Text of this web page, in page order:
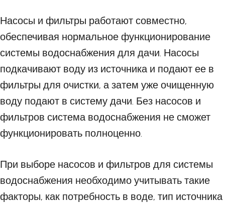
Насосы и фильтры работают совместно,
обеспечивая нормальное функционирование
системы водоснабжения для дачи. Насосы
подкачивают воду из источника и подают ее в
фильтры для очистки, а затем уже очищенную
воду подают в систему дачи. Без насосов и
фильтров система водоснабжения не сможет
функционировать полноценно.
При выборе насосов и фильтров для системы
водоснабжения необходимо учитывать такие
факторы, как потребность в воде, тип источника